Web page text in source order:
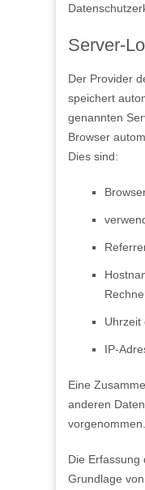
Server-
Der Provider
speichert
genannten
Browser
Dies sind:
Uhrzeit
IP-
Eine
anderen
vorgenommen.
Die Erfassung
Grundlage